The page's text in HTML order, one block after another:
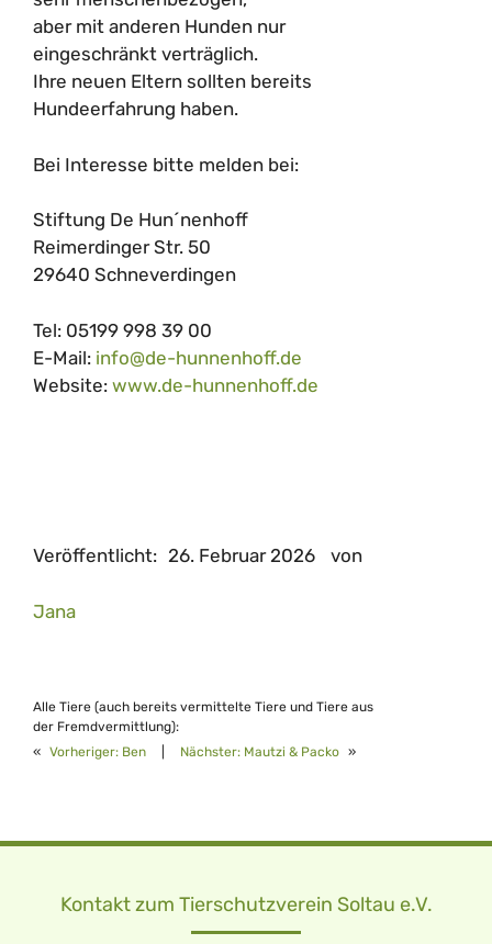
aber mit anderen Hunden nur
eingeschränkt verträglich.
Ihre neuen Eltern sollten bereits
Hundeerfahrung haben.
Bei Interesse bitte melden bei:
Stiftung De Hun´nenhoff
Reimerdinger Str. 50
29640 Schneverdingen
Tel: 05199 998 39 00
E-Mail: info@de-hunnenhoff.de
Website: www.de-hunnenhoff.de
Veröffentlicht: 26. Februar 2026 von
Jana
Alle Tiere (auch bereits vermittelte Tiere und Tiere aus
der Fremdvermittlung):
« Vorheriger: Ben Nächster: Mautzi & Packo »
Kontakt zum Tierschutzverein Soltau e.V.